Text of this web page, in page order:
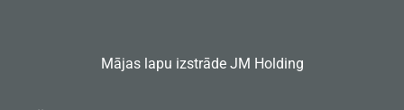
Mājas lapu izstrādeJM Holding